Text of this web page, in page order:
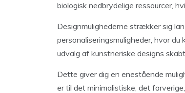
biologisk nedbrydelige ressourcer,
Designmulighederne strækker sig
personaliseringsmuligheder, hvor
udvalg af kunstneriske designs
Dette giver dig en enestående
er til det minimalistiske, det